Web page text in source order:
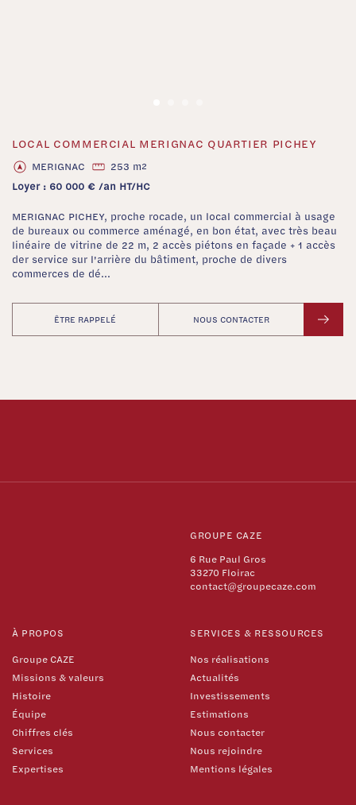
‹ ›
LOCAL COMMERCIAL MERIGNAC QUARTIER PICHEY
MERIGNAC 253 m2
Loyer : 60 000 € /an HT/HC
MERIGNAC PICHEY, proche rocade, un local commercial à usage
de bureaux ou commerce aménagé, en bon état, avec très beau
linéaire de vitrine de 22 m, 2 accès piétons en façade + 1 accès
der service sur l'arrière du bâtiment, proche de divers
commerces de dé...
ÊTRE RAPPELÉ NOUS CONTACTER
GROUPE CAZE
6 Rue Paul Gros
33270 Floirac
contact@groupecaze.com
À PROPOS
Groupe CAZE
Missions & valeurs
Histoire
Équipe
Chiffres clés
Services
Expertises
SERVICES & RESSOURCES
Nos réalisations
Actualités
Investissements
Estimations
Nous contacter
Nous rejoindre
Mentions légales